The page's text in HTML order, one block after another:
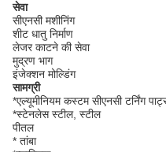
सेवा
सीएनसी मशीनिंग
शीट धातु निर्माण
लेजर काटने की सेवा
मुद्रण भाग
इंजेक्शन मोल्डिंग
सामग्री
*एल्यूमीनियम कस्टम सीएनसी टर्निंग
*स्टेनलेस स्टील, स्टील
पीतल
* तांबा